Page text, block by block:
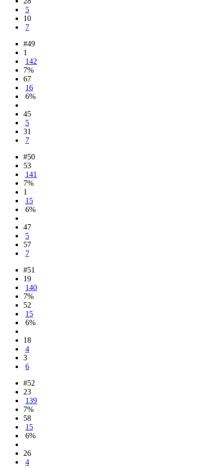
5
10
7
#49
1
142
7%
67
16
6%
45
5
31
7
#50
53
141
7%
1
15
6%
47
5
57
7
#51
19
140
7%
52
15
6%
18
4
3
6
#52
23
139
7%
58
15
6%
26
4